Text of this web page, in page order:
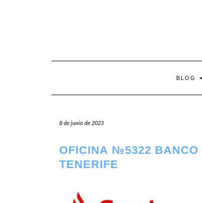
BLOG
8 de junio de 2023
OFICINA №5322 BANCO
TENERIFE